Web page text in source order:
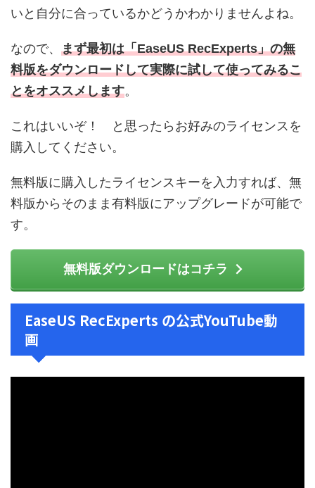
いと自分に合っているかどうかわかりませんよね。
なので、 まず最初は「EaseUS RecExperts」の無
料版をダウンロードして実際に試して使ってみるこ
とをオススメします。
これはいいぞ！ と思ったらお好みのライセンスを
購入してください。
無料版に購入したライセンスキーを入力すれば、無
料版からそのまま有料版にアップグレードが可能で
す。
無料版ダウンロードはコチラ
EaseUS RecExperts の公式YouTube動
画